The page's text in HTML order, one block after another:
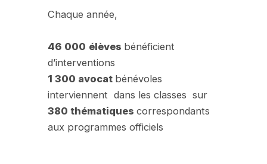
Chaque année,
46 000 élèves bénéficient
d’interventions
1 300 avocat bénévoles
interviennent dans les classes sur
380 thématiquescorrespondants
aux programmes officiels